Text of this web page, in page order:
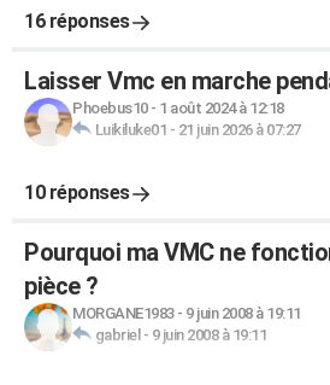
16 réponses
Laisser Vmc en marche
Phoebus10- 1 août 2024 à 12:18
Luikiluke01 - 21 juin 2026 à 07:27
10 réponses
Pourquoi ma VMC ne
pièce ?
MORGANE1983- 9 juin 2008 à 19:11
gabriel - 9 juin 2008 à 19:11